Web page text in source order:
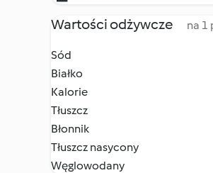
Wartości odżywcze na 1
Sód
Białko
Kalorie
Tłuszcz
Błonnik
Tłuszcz nasycony
Węglowodany